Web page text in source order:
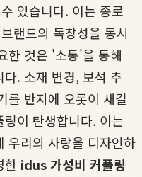
있습니다. 이는 종로
랜드의 독창성을 동시
한 것은 '소통'을 통해
. 소재 변경, 보석 추
를 반지에 오롯이 새길
이 탄생합니다. 이는
우리의 사랑을 디자인하
한 idus 가성비 커플링